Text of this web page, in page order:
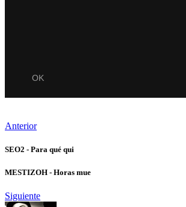
Anterior
SEO2 - Para qué qui
MESTIZOH - Horas mue
Siguiente